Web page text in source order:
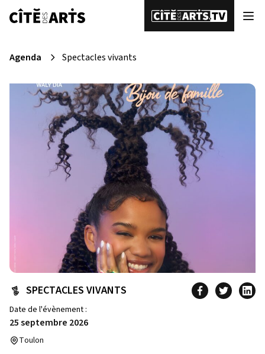
Agenda Spectacles vivants
SPECTACLES VIVANTS
Date de l'évènement :
25 septembre 2026
Toulon